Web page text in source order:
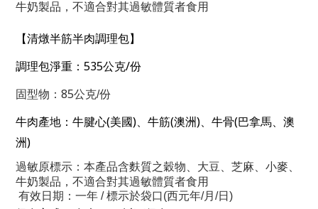
牛奶製品，不適合對其過敏體質者食用
【清燉半筋半肉調理包】
調理包淨重： 535公克/份
固型物： 85公克/份
牛肉產地：牛腱心(美國) 、牛筋(澳洲) 、牛骨(巴拿馬、澳
洲)
過敏原標示：本產品含麩質之穀物、大豆、芝麻、小麥、
牛奶製品，不適合對其過敏體質者食用
有效日期：一年 /標示於袋口(西元年/月 /日 )